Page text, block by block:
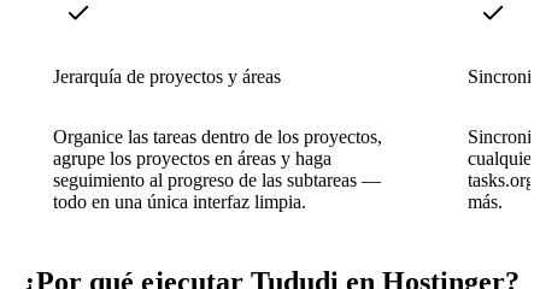
Jerarquía de proyectos y áreas
Organice las tareas dentro de los proyectos,
agrupe los proyectos en áreas y haga
seguimiento al progreso de las subtareas —
todo en una única interfaz limpia.
más.
¿Por qué ejecutar Tududi en Hostinger?